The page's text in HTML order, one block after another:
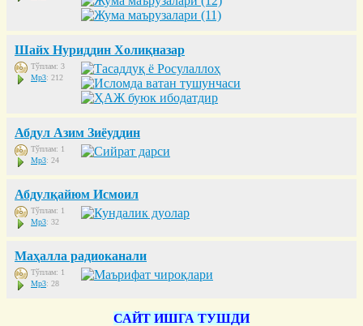
Шайх Нуриддин Холиқназар
Тўплам: 3
Mp3: 212
Абдул Азим Зиёуддин
Тўплам: 1
Mp3: 24
Абдулқайюм Исмоил
Тўплам: 1
Mp3: 32
Маҳалла радиоканали
Тўплам: 1
Mp3: 28
САЙТ ИШГА ТУШДИ